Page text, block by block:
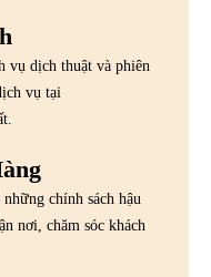
vụ dịch thuật và phiên
vụ tại
chính sách hậu
nơi, chăm sóc khách